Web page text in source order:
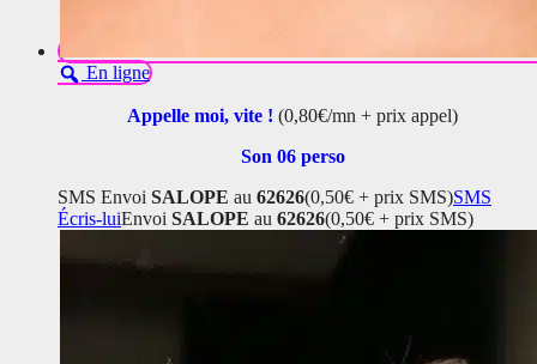
En ligne
Appelle moi, vite ! (0,80€/mn + prix appel)
Son 06 perso
SMS Envoi SALOPE au 62626(0,50€ + prix SMS)SMS
Écris-luiEnvoi SALOPE au 62626(0,50€ + prix SMS)